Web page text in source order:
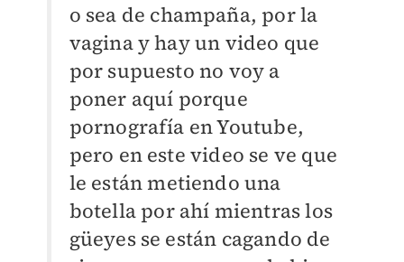
o sea de champaña, por la
vagina y hay un video que
por supuesto no voy a
poner aquí porque
pornografía en Youtube,
pero en este video se ve que
le están metiendo una
botella por ahí mientras los
güeyes se están cagando de